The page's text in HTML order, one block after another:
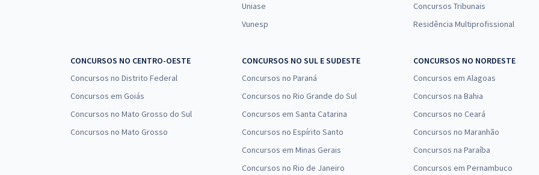
Uniase
Vunesp
Concursos Tribunais
Residência Multiprofissional
CONCURSOS NO CENTRO-OESTE
Concursos no Distrito Federal
Concursos em Goiás
Concursos no Mato Grosso do Sul
Concursos no Mato Grosso
CONCURSOS NO SUL E SUDESTE
Concursos no Paraná
Concursos no Rio Grande do Sul
Concursos em Santa Catarina
Concursos no Espírito Santo
Concursos em Minas Gerais
Concursos no Rio de Janeiro
CONCURSOS NO NORDESTE
Concursos em Alagoas
Concursos na Bahia
Concursos no Ceará
Concursos no Maranhão
Concursos na Paraíba
Concursos em Pernambuco